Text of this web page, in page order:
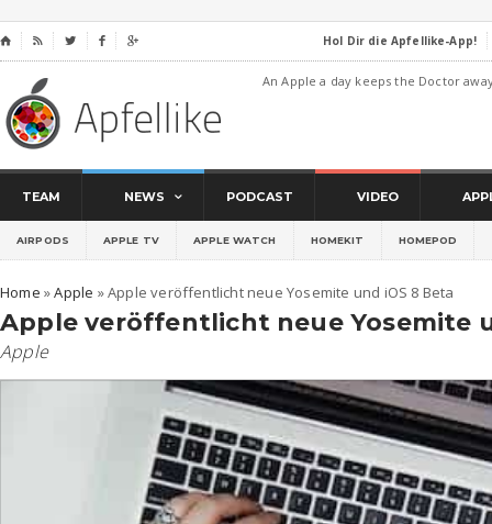
⌂     Hol Dir die Apfellike-App!
An Apple a day keeps the Doctor
TEAM NEWS PODCAST VIDEO
AIRPODS APPLE TV APPLE WATCH HOMEKIT HOMEPOD
Home »Apple »Apple veröffentlicht neue Yosemite und iOS 8 Beta
Apple veröffentlicht neue Yosemite
Apple